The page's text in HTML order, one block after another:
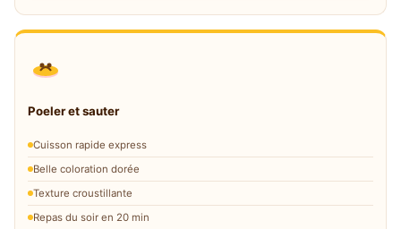
Poeler et sauter
Cuisson rapide express
Belle coloration dorée
Texture croustillante
Repas du soir en 20 min